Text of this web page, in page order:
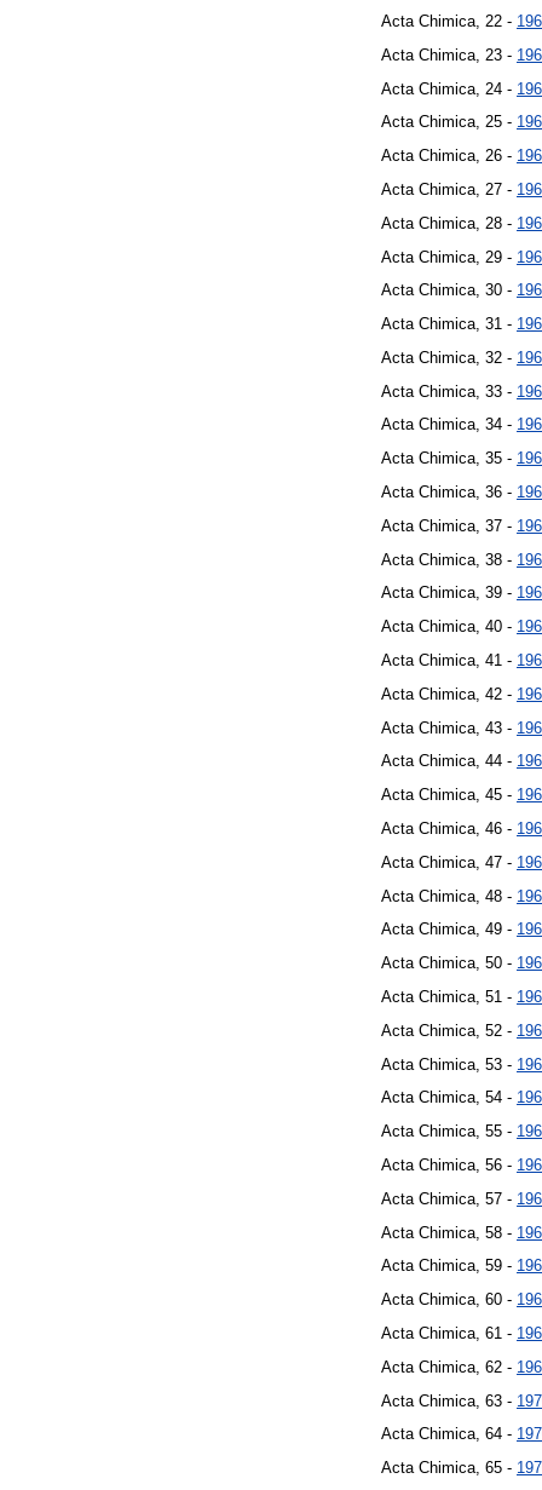
Acta Chimica, 22 -
Acta Chimica, 23 -
Acta Chimica, 24 -
Acta Chimica, 25 -
Acta Chimica, 26 -
Acta Chimica, 27 -
Acta Chimica, 28 -
Acta Chimica, 29 -
Acta Chimica, 30 -
Acta Chimica, 31 -
Acta Chimica, 32 -
Acta Chimica, 33 -
Acta Chimica, 34 -
Acta Chimica, 35 -
Acta Chimica, 36 -
Acta Chimica, 37 -
Acta Chimica, 38 -
Acta Chimica, 39 -
Acta Chimica, 40 -
Acta Chimica, 41 -
Acta Chimica, 42 -
Acta Chimica, 43 -
Acta Chimica, 44 -
Acta Chimica, 45 -
Acta Chimica, 46 -
Acta Chimica, 47 -
Acta Chimica, 48 -
Acta Chimica, 49 -
Acta Chimica, 50 -
Acta Chimica, 51 -
Acta Chimica, 52 -
Acta Chimica, 53 -
Acta Chimica, 54 -
Acta Chimica, 55 -
Acta Chimica, 56 -
Acta Chimica, 57 -
Acta Chimica, 58 -
Acta Chimica, 59 -
Acta Chimica, 60 -
Acta Chimica, 61 -
Acta Chimica, 62 -
Acta Chimica, 63 -
Acta Chimica, 64 -
Acta Chimica, 65 -